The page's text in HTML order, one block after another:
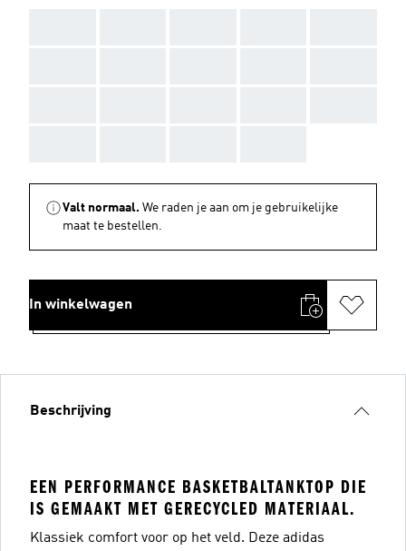
Valt normaal. We raden je aan om je gebruikelijke
maat te bestellen.
In winkelwagen
Beschrijving
EEN PERFORMANCE BASKETBALTANKTOP DIE
IS GEMAAKT MET GERECYCLED MATERIAAL.
Klassiek comfort voor op het veld. Deze adidas